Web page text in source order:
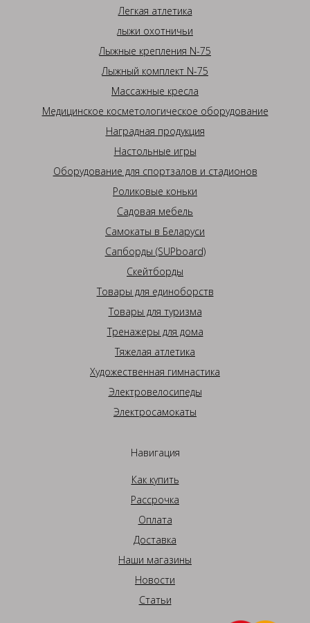
Легкая атлетика
лыжи охотничьи
Лыжные крепления N-75
Лыжный комплект N-75
Массажные кресла
Медицинское косметологическое оборудование
Наградная продукция
Настольные игры
Оборудование для спортзалов и стадионов
Роликовые коньки
Садовая мебель
Самокаты в Беларуси
Сапборды (SUPboard)
Скейтборды
Товары для единоборств
Товары для туризма
Тренажеры для дома
Тяжелая атлетика
Художественная гимнастика
Электровелосипеды
Электросамокаты
Навигация
Как купить
Рассрочка
Оплата
Доставка
Наши магазины
Новости
Статьи